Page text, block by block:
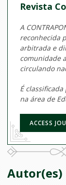
Revista
A
reconhecida
arbitrada e
comunidade
circulando
É
na área de
ACCESS
Autor(es)